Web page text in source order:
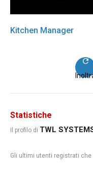
Kitchen Manager
Statistiche
Il profilo di TWL
Gli ultimi utenti registrati